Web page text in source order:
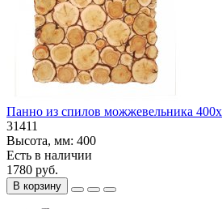
Панно из спилов можжевельника
31411
Высота, мм: 400
Есть в наличии
1780 руб.
В корзину